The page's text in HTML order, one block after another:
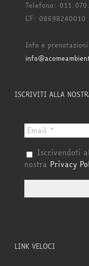
Telefono:
CF: 08698240010
Info e
ISCRIVITI ALLA
Iscrivendoti
nostra Privacy
LINK VELOCI